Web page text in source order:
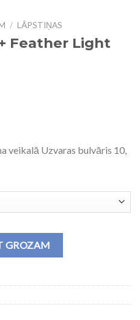
/ LĀPSTIŅAS
Feather Light
veikalā Uzvaras bulvāris 10,
cieta) daudzums
GROZAM